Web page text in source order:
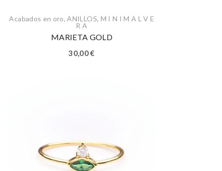
Acabados en oro,ANILLOS, M I N I M A L V E
R A
MARIETA GOLD
30,00€